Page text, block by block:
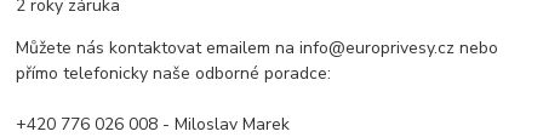
2 roky záruka
Můžete nás kontaktovat emailem na info@europrivesy.cz nebo
přímo telefonicky naše odborné poradce:
+420 776 026 008 - Miloslav Marek